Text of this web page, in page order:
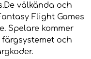
välkända och
Flight Games
Spelare kommer
och